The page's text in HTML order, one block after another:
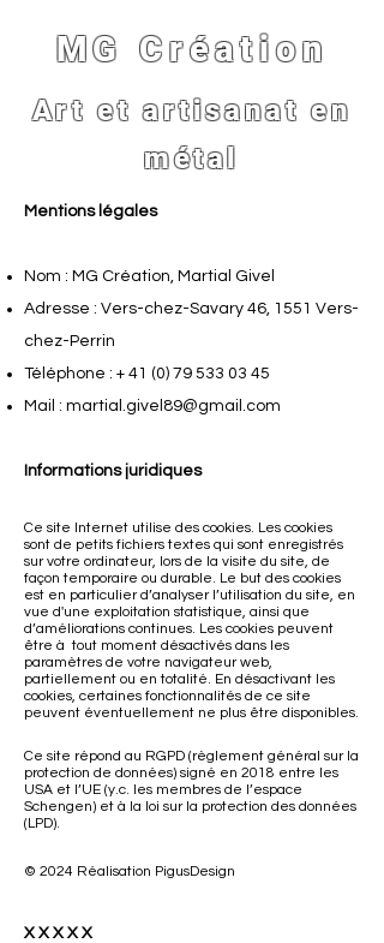
MG Création
Art et artisanat en
métal
Mentions légales
Nom : MG Création, Martial Givel
Adresse : Vers-chez-Savary 46, 1551 Vers-
chez-Perrin
Téléphone : + 41 (0) 79 533 03 45
Mail : martial.givel89@gmail.com
Informations juridiques
Ce site Internet utilise des cookies. Les cookies
sont de petits fichiers textes qui sont enregistrés
sur votre ordinateur, lors de la visite du site, de
façon temporaire ou durable. Le but des cookies
est en particulier d’analyser l’utilisation du site, en
vue d'une exploitation statistique, ainsi que
d’améliorations continues. Les cookies peuvent
être à tout moment désactivés dans les
paramètres de votre navigateur web,
partiellement ou en totalité. En désactivant les
cookies, certaines fonctionnalités de ce site
peuvent éventuellement ne plus être disponibles.
Ce site répond au RGPD (règlement général sur la
protection de données) signé en 2018 entre les
USA et l’UE (y.c. les membres de l’espace
Schengen) et à la loi sur la protection des données
(LPD).
© 2024 Réalisation PigusDesign
X X X X X